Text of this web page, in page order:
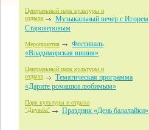
Центральный парк культуры и
отдыха
Музыкальный вечер с Игорем
Староверовым
Мероприятия
Фестиваль
«Владимирская вишня»
Центральный парк культуры и
отдыха
Тематическая программа
«Дарите ромашки любимым»
Парк культуры и отдыха
"Дружба" Праздник «День балалайки»